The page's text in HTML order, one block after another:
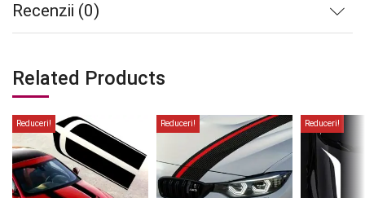
Recenzii (0)
Related Products
Reduceri! Reduceri! Reduceri!